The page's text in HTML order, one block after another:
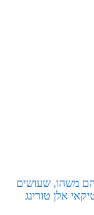
משהו, שעושים
אלן טורינג